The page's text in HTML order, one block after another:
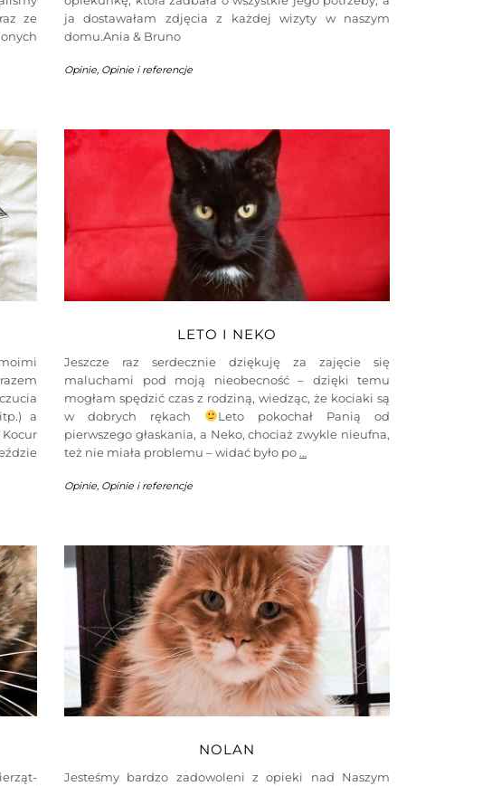
ze
ja dostawałam zdjęcia z każdej wizyty w naszym
domu.Ania & Bruno
Opinie, Opinie i referencje
a
LETO I NEKO
Jeszcze raz serdecznie dziękuję za zajęcie się
maluchami pod moją nieobecność – dzięki temu
mogłam spędzić czas z rodziną, wiedząc, że kociaki są
w dobrych rękach
Leto pokochał Panią od
pierwszego głaskania, a Neko, chociaż zwykle nieufna,
też nie miała problemu – widać było po …
Opinie, Opinie i referencje
NOLAN
Jesteśmy bardzo zadowoleni z opieki nad Naszym